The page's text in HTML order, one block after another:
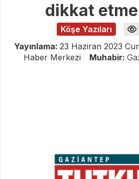
dikkat
Köşe Yazıları
Yayınlama: 23 Haziran 2023
Haber Merkezi
Muhabir: